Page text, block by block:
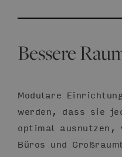
Bessere
Modulare
werden, dass sie
optimal
Büros und